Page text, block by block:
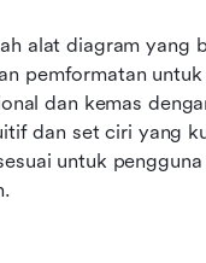
alat diagram yang
pemformatan
dan kemas
dan set ciri yang
untuk